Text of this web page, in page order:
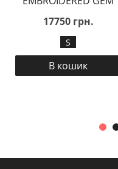
17750 грн.
S
В кошик